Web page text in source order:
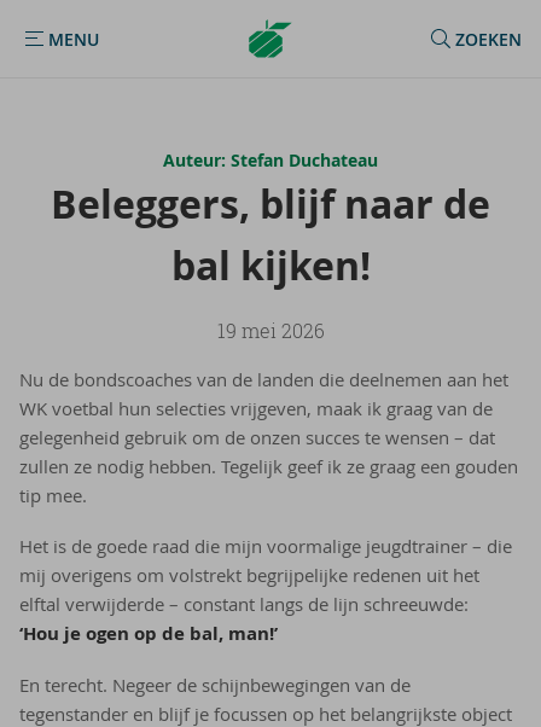
MENU
MENU
Argenta
Homepage
ZOEKEN
Auteur: Stefan Duchateau
Be­leg­gers, blijf naar de
bal kij­ken!
19 mei 2026
Nu de bondscoaches van de landen die deelnemen aan het
WK voetbal hun selecties vrijgeven, maak ik graag van de
gelegenheid gebruik om de onzen succes te wensen – dat
zullen ze nodig hebben. Tegelijk geef ik ze graag een gouden
tip mee.
Het is de goede raad die mijn voormalige jeugdtrainer – die
mij overigens om volstrekt begrijpelijke redenen uit het
elftal verwijderde – constant langs de lijn schreeuwde:
‘Hou je ogen op de bal, man!’
En terecht. Negeer de schijnbewegingen van de
tegenstander en blijf je focussen op het belangrijkste object